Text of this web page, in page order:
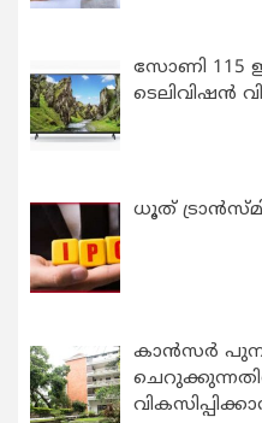
സോണി 115
ടെലിവിഷൻ
ധൂത്
കാന്‍സര്‍